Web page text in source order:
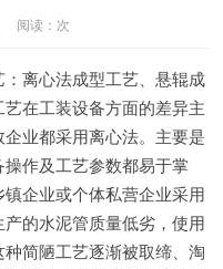
阅读： 次
离心法成型工艺、悬辊成
在工装设备方面的差异主
业都采用离心法。主要是
作及工艺参数都易于掌
企业或个体私营企业采用
的水泥管质量低劣，使用
简陋工艺逐渐被取缔、淘